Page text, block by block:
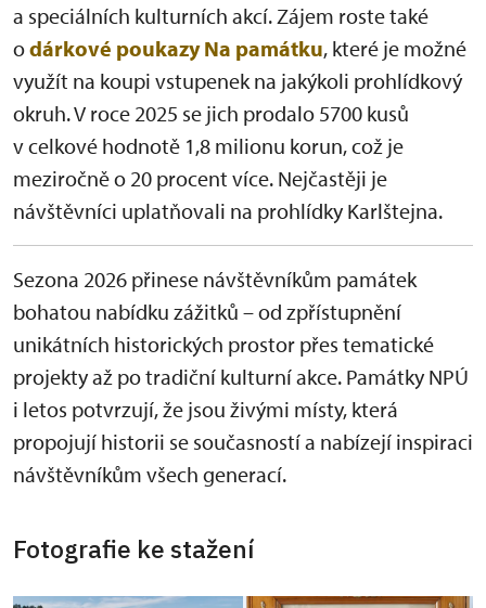
a speciálních kulturních akcí. Zájem roste také
odárkové poukazy Na památku, které je možné
využít na koupi vstupenek na jakýkoli prohlídkový
okruh. V roce 2025 se jich prodalo 5700 kusů
v celkové hodnotě 1,8 milionu korun, což je
meziročně o 20 procent více. Nejčastěji je
návštěvníci uplatňovali na prohlídky Karlštejna.
Sezona 2026 přinese návštěvníkům památek
bohatou nabídku zážitků – od zpřístupnění
unikátních historických prostor přes tematické
projekty až po tradiční kulturní akce. Památky NPÚ
i letos potvrzují, že jsou živými místy, která
propojují historii se současností a nabízejí inspiraci
návštěvníkům všech generací.
Fotografie ke stažení